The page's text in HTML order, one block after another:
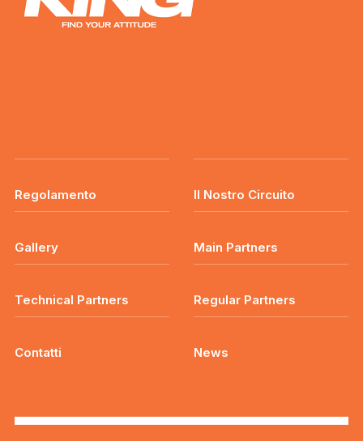
Regolamento Il Nostro Circuito
Gallery Main Partners
Technical Partners Regular Partners
Contatti News